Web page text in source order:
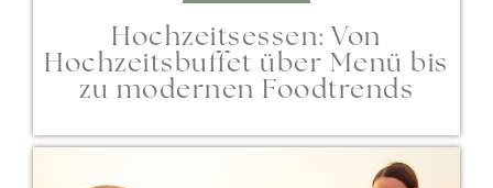
Hochzeitsessen: Von
Hochzeitsbuffet über Menü bis
zu modernen Foodtrends